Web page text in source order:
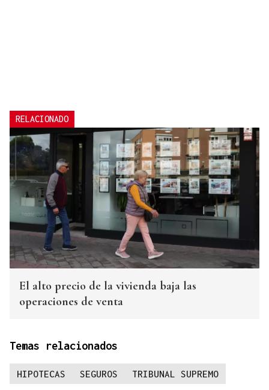
RELACIONADO
El alto precio de la vivienda baja las
operaciones de venta
Temas relacionados
HIPOTECAS SEGUROS TRIBUNAL SUPREMO